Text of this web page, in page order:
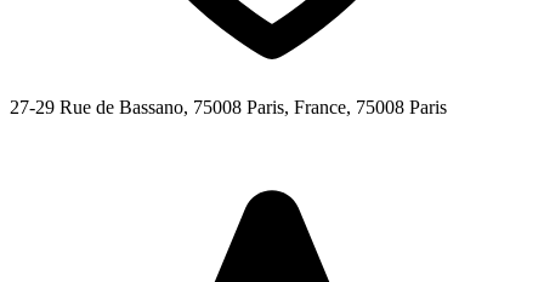
27-29 Rue de Bassano, 75008 Paris, France, 75008 Paris